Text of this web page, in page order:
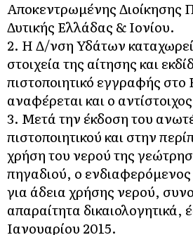
Αποκεντρωμένης Διοίκησης
Δυτικής Ελλάδας & Ιονίου.
2. Η Δ/νση Υδάτων καταχωρεί
στοιχεία της αίτησης και
πιστοποιητικό εγγραφής
αναφέρεται και ο
3. Μετά την έκδοση του
πιστοποιητικού και στην
χρήση του νερού της
πηγαδιού, ο
για άδεια χρήσης νερού,
απαραίτητα δικαιολογητικά,
Ιανουαρίου 2015.